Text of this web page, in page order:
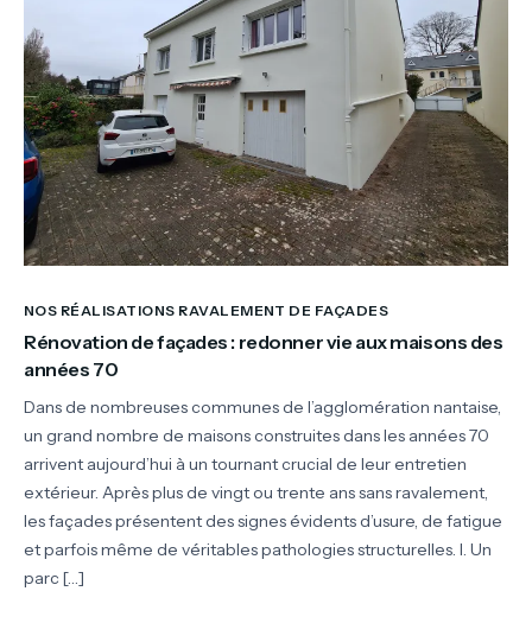
NOS RÉALISATIONS RAVALEMENT DE FAÇADES
Rénovation de façades : redonner vie aux maisons des
années 70
Dans de nombreuses communes de l’agglomération nantaise,
un grand nombre de maisons construites dans les années 70
arrivent aujourd’hui à un tournant crucial de leur entretien
extérieur. Après plus de vingt ou trente ans sans ravalement,
les façades présentent des signes évidents d’usure, de fatigue
et parfois même de véritables pathologies structurelles. I. Un
parc […]